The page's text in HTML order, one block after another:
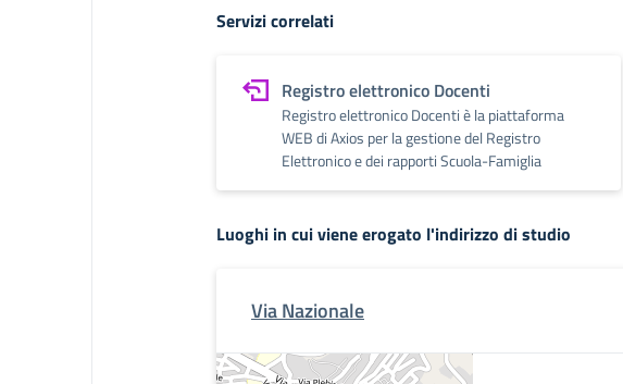
Servizi correlati
Registro elettronico Docenti
Registro elettronico Docenti è la piattaforma
WEB di Axios per la gestione del Registro
Elettronico e dei rapporti Scuola-Famiglia
Luoghi in cui viene erogato l'indirizzo di studio
Via Nazionale